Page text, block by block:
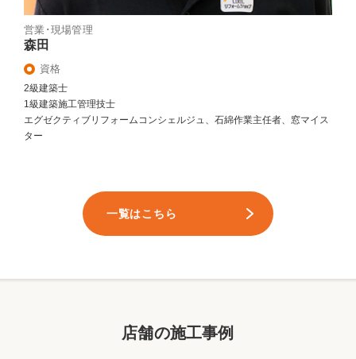
営業･現場管理
森田
資格
2級建築士
1級建築施工管理技士
エグゼクティブリフォームコンシェルジュ、石綿作業主任者、窓マイス
ター
一覧はこちら
店舗の施工事例